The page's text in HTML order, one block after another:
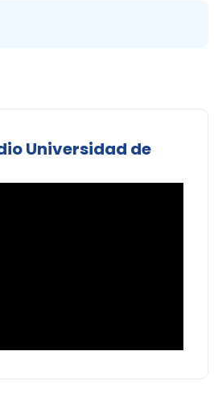
Universidad de